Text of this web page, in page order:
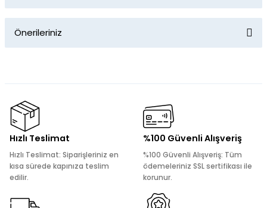
Önerileriniz
kullanarak tarafımıza iletebilirsiniz.
Görüş ve önerileriniz için teşekkür ederiz.
Ürün resmi kalitesiz, bozuk veya görüntülenemiyor.
Ürün bilgilerinde hatalar bulunuyor.
Ürün fiyatı diğer sitelerden daha pahalı.
Bu ürüne benzer farklı alternatifler olmalı.
Hızlı Teslimat
Hızlı Teslimat: Siparişleriniz en
kısa sürede kapınıza teslim
edilir.
%100 Güvenli Alışveriş
%100 Güvenli Alışveriş: Tüm
ödemeleriniz SSL sertifikası ile
korunur.